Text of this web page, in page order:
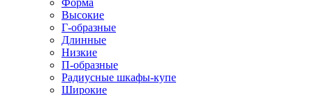
Форма
Высокие
Г-образные
Длинные
Низкие
П-образные
Радиусные шкафы-купе
Широкие